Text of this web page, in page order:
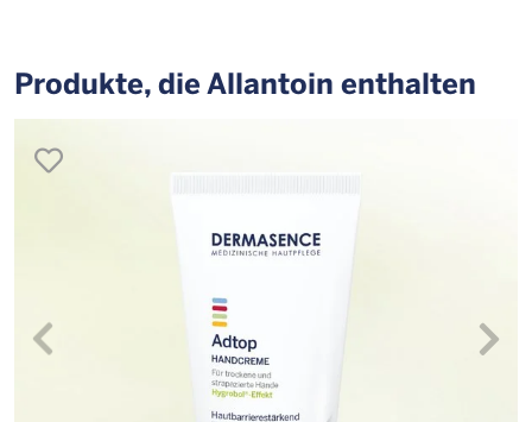
Produkte, die Allantoin enthalten
merken